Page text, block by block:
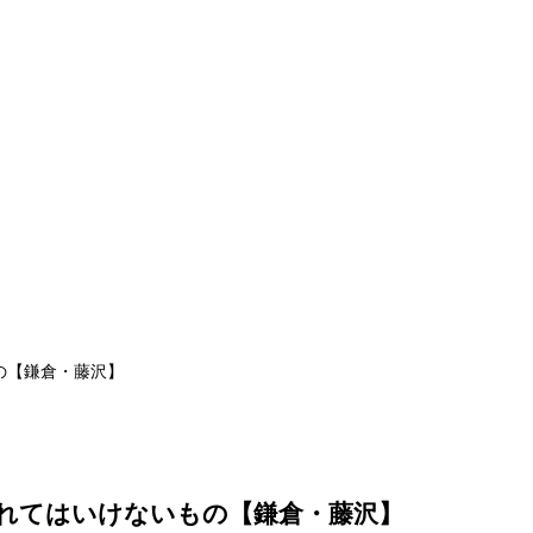
鎌倉・藤沢】
はいけないもの【鎌倉・藤沢】